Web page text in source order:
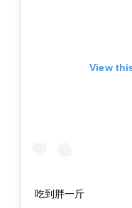
View
吃到胖一斤